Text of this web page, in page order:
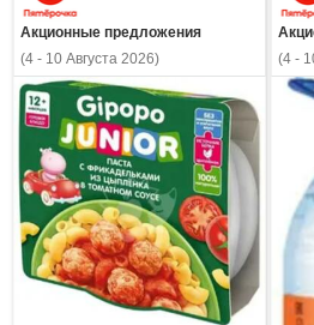
Акционные предложения
(4 - 10 Августа 2026)
(4 -